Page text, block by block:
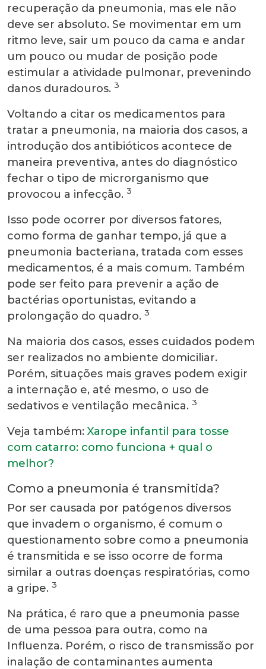
recuperação da pneumonia, mas ele não
deve ser absoluto. Se movimentar em um
ritmo leve, sair um pouco da cama e andar
um pouco ou mudar de posição pode
estimular a atividade pulmonar, prevenindo
danos duradouros. 3
Voltando a citar os medicamentos para
tratar a pneumonia, na maioria dos casos, a
introdução dos antibióticos acontece de
maneira preventiva, antes do diagnóstico
fechar o tipo de microrganismo que
provocou a infecção. 3
Isso pode ocorrer por diversos fatores,
como forma de ganhar tempo, já que a
pneumonia bacteriana, tratada com esses
medicamentos, é a mais comum. Também
pode ser feito para prevenir a ação de
bactérias oportunistas, evitando a
prolongação do quadro. 3
Na maioria dos casos, esses cuidados podem
ser realizados no ambiente domiciliar.
Porém, situações mais graves podem exigir
a internação e, até mesmo, o uso de
sedativos e ventilação mecânica. 3
Veja também: Xarope infantil para tosse
com catarro: como funciona + qual o
melhor?
Como a pneumonia é transmitida?
Por ser causada por patógenos diversos
que invadem o organismo, é comum o
questionamento sobre como a pneumonia
é transmitida e se isso ocorre de forma
similar a outras doenças respiratórias, como
a gripe. 3
Na prática, é raro que a pneumonia passe
de uma pessoa para outra, como na
Influenza. Porém, o risco de transmissão por
inalação de contaminantes aumenta